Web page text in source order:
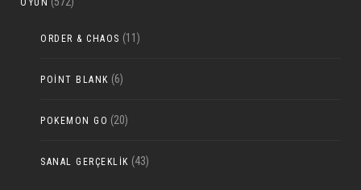
ORDER & CHAOS (11)
POINT BLANK (6)
POKEMON GO (20)
SANAL GERÇEKLIK (43)